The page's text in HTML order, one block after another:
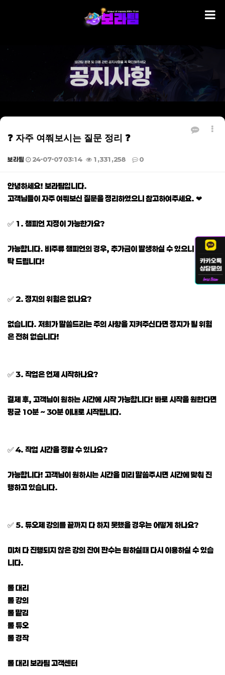
❓ 자주 여쭤보시는 질문 정리 ❓
보라팀 24-07-07 03:14 1,331,258 0
본문
안녕하세요! 보라팀입니다.
고객님들이 자주 여쭤보신 질문을 정리하였으니 참고하여주세요. ❤
✅ 1. 챔피언 지정이 가능한가요?
가능합니다. 비주류 챔피언의 경우, 추가금이 발생하실 수 있으니 참고 부
탁 드립니다!
✅ 2. 정지의 위험은 없나요?
없습니다. 저희가 말씀드리는 주의 사항을 지켜주신다면 정지가 될 위험
은 전혀 없습니다!
✅ 3. 작업은 언제 시작하나요?
결제 후, 고객님이 원하는 시간에 시작 가능합니다! 바로 시작을 원한다면
평균 10분 ~ 30분 이내로 시작됩니다.
✅ 4. 작업 시간을 정할 수 있나요?
가능합니다! 고객님이 원하시는 시간을 미리 말씀주시면 시간에 맞춰 진
행하고 있습니다.
✅ 5. 듀오제 강의를 끝까지 다 하지 못했을 경우는 어떻게 하나요?
미처 다 진행되지 않은 강의 잔여 판수는 원하실때 다시 이용하실 수 있습
니다.
롤 대리
롤 강의
롤 맡김
롤 듀오
롤 경작
롤 대리 보라팀 고객센터